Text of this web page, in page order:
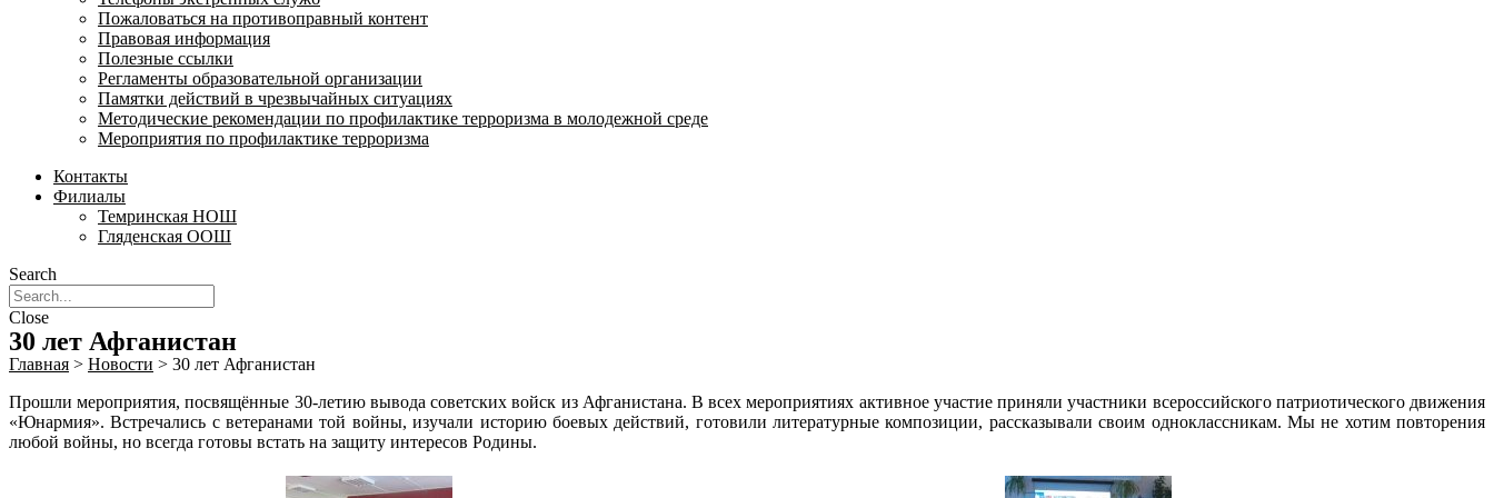
Пожаловаться на противоправный контент
Правовая информация
Полезные ссылки
Регламенты образовательной организации
Памятки действий в чрезвычайных ситуациях
Методические рекомендации по профилактике терроризма в молодежной среде
Мероприятия по профилактике терроризма
Контакты
Филиалы
Темринская НОШ
Гляденская ООШ
Search
Close
30 лет Афганистан
Главная > Новости > 30 лет Афганистан
Прошли мероприятия, посвящённые 30-летию вывода советских войск из Афганистана. В всех мероприятиях активное участие приняли участники всероссийского патриотического движения
«Юнармия». Встречались с ветеранами той войны, изучали историю боевых действий, готовили литературные композиции, рассказывали своим одноклассникам. Мы не хотим повторения
любой войны, но всегда готовы встать на защиту интересов Родины.